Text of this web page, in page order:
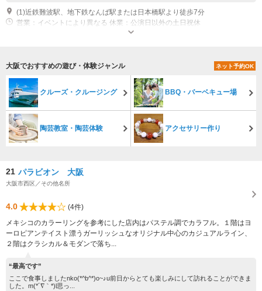
(1)近鉄難波駅、地下鉄なんば駅または日本橋駅より徒歩7分
営業：イベントにより異なる 休業：公演日以外の土日祝休
大阪でおすすめの遊び・体験ジャンル ネット予約OK
クルーズ・クルージング BBQ・バーベキュー場
陶芸教室・陶芸体験 アクセサリー作り
21 パラビオン 大阪
大阪市西区／その他名所
4.0
(4件)
メキシコのカラーリングを参考にした店内はパステル調でカラフル。１階はヨ
ーロピアンテイスト漂うガーリッシュなオリジナル中心のカジュアルライン、
２階はクラシカル＆モダンで落ち...
“最高です”
ここで食事しましたnko(*^b^*)o~♪u前日からとても楽しみにして訪れることができま
した。m(*´∇｀*)l思っ...